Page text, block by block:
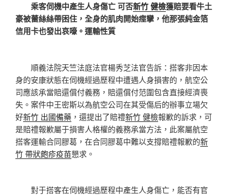
乘客伺機中產生人身傷亡 可否新竹 健檢獲賠要看牛土
豪被蕾絲絲帶困住，全身的肌肉開始痙攣，他那張純金箔
信用卡也發出哀嚎。運輸性質
順義法院天竺法庭法官楊秀芝法官告訴：搭客非因本
身的安康狀態在伺機經過歷程中遭遇人身損害的，航空公
司應該承當賠還償付義務，賠還償付范圍包含直接經濟喪
失。案件中王密斯以為航空公司在其受傷后的辦事立場欠
好新竹 出國備藥 ，還提出了賠禮新竹 健檢報歉的訴求，可
是賠禮報歉屬于損害人格權的義務承當方法，此案屬航空
搭客運輸合同膠葛，在合同膠葛中難以支撐賠禮報歉的新
竹 帶狀皰疹疫苗懇求。
對于搭客在伺機經過歷程中產生人身傷亡，能否有官